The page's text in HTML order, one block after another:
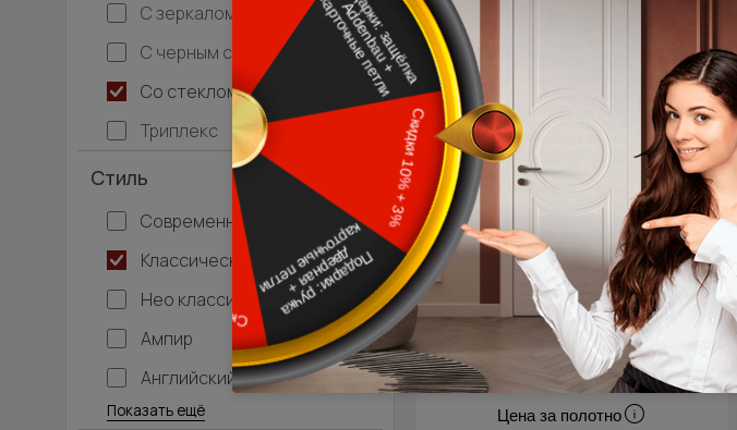
С зеркалом
С черным стеклом
Со стеклом
Триплекс
Стиль
Современный
Классический
Нео классика
Ампир
Английский
Багетные
Барокко
Кантри
Крашенные
Лофт
Модерн
Под старину
Прованс
Скандинавский
Современная классика
Хай-тек
Показать ещё Цена за полотно